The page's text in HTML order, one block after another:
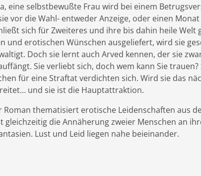
eine selbstbewußte Frau wird bei einem
vor die Wahl- entweder Anzeige, oder einen
sich für Zweiteres und ihre bis dahin heile Welt
und erotischen Wünschen ausgeliefert, wird sie
Doch sie lernt auch Arved kennen, der sie
Sie verliebt sich, doch wem kann Sie
für eine Straftat verdichten sich. Wird sie das
und sie ist die Hauptattraktion.
Roman thematisiert erotische Leidenschaften aus
gleichzeitig die Annäherung zweier Menschen an
Lust und Leid liegen nahe beieinander.